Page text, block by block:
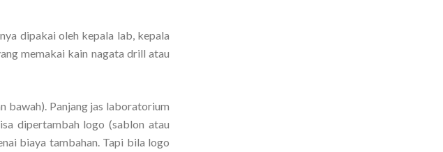
dipakai oleh kepala lab, kepala
memakai kain nagata drill atau
bawah). Panjang jas laboratorium
dipertambah logo (sablon atau
biaya tambahan. Tapi bila logo